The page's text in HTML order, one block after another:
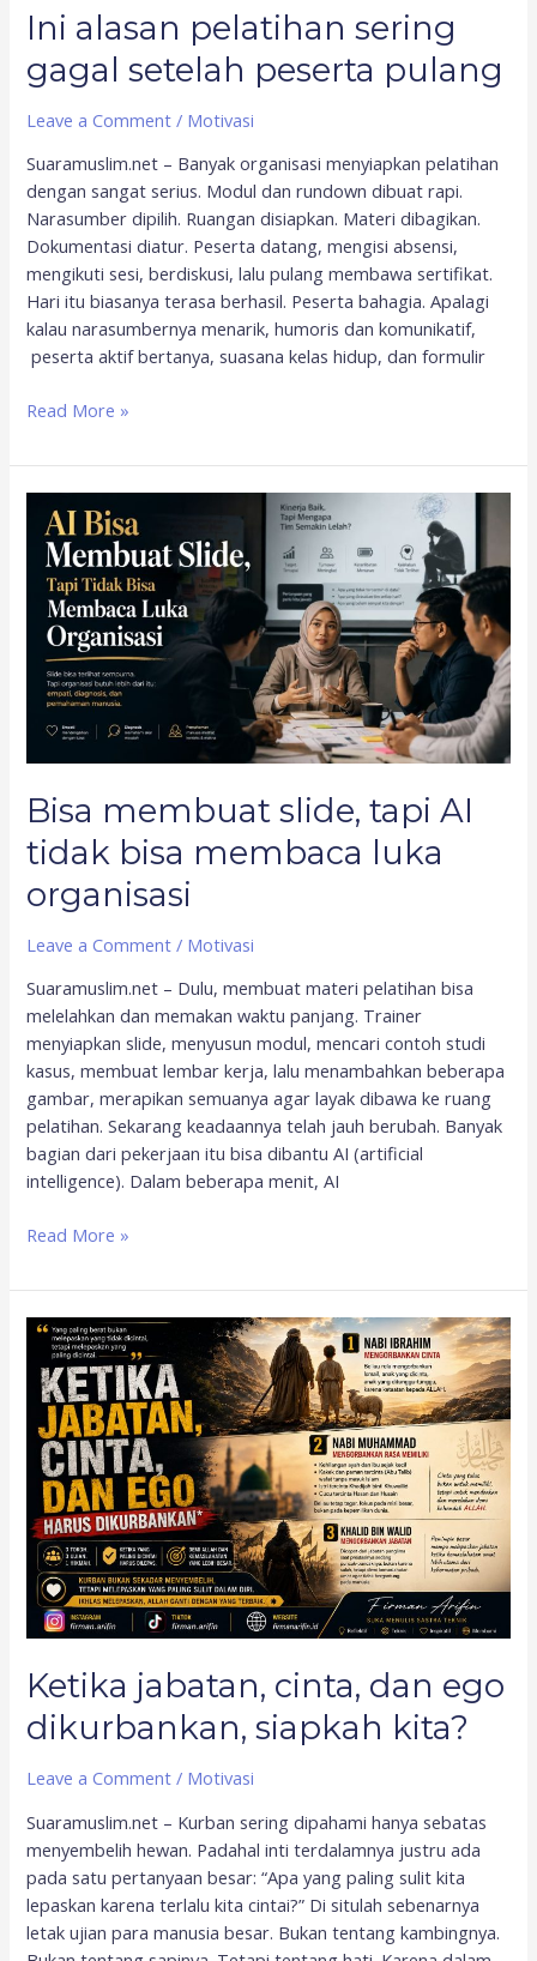
Ini alasan pelatihan sering
gagal setelah peserta pulang
Leave a Comment / Motivasi
Suaramuslim.net – Banyak organisasi menyiapkan pelatihan
dengan sangat serius. Modul dan rundown dibuat rapi.
Narasumber dipilih. Ruangan disiapkan. Materi dibagikan.
Dokumentasi diatur. Peserta datang, mengisi absensi,
mengikuti sesi, berdiskusi, lalu pulang membawa sertifikat.
Hari itu biasanya terasa berhasil. Peserta bahagia. Apalagi
kalau narasumbernya menarik, humoris dan komunikatif,
peserta aktif bertanya, suasana kelas hidup, dan formulir
Read More »
Bisa membuat slide, tapi AI
tidak bisa membaca luka
organisasi
Leave a Comment / Motivasi
Suaramuslim.net – Dulu, membuat materi pelatihan bisa
melelahkan dan memakan waktu panjang. Trainer
menyiapkan slide, menyusun modul, mencari contoh studi
kasus, membuat lembar kerja, lalu menambahkan beberapa
gambar, merapikan semuanya agar layak dibawa ke ruang
pelatihan. Sekarang keadaannya telah jauh berubah. Banyak
bagian dari pekerjaan itu bisa dibantu AI (artificial
intelligence). Dalam beberapa menit, AI
Bisa
membuat
slide,
tapi
tidak
bisa
membaca
luka
Read More »
Ketika jabatan, cinta, dan ego
dikurbankan, siapkah kita?
Leave a Comment / Motivasi
Suaramuslim.net – Kurban sering dipahami hanya sebatas
menyembelih hewan. Padahal inti terdalamnya justru ada
pada satu pertanyaan besar: “Apa yang paling sulit kita
lepaskan karena terlalu kita cintai?” Di situlah sebenarnya
letak ujian para manusia besar. Bukan tentang kambingnya.
Ketika
jabatan,
cinta,
dan
ego
dikurbankan,
siapkah
kita?